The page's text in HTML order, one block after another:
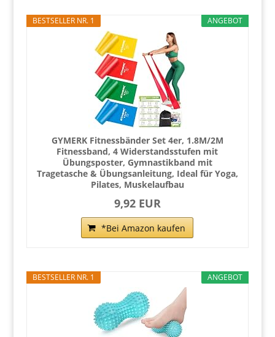
ANGEBOT
BESTSELLER NR. 1
GYMERK Fitnessbänder Set 4er, 1.8M/2M
Fitnessband, 4 Widerstandsstufen mit
Übungsposter, Gymnastikband mit
Tragetasche & Übungsanleitung, Ideal für Yoga,
Pilates, Muskelaufbau
9,92 EUR
*Bei Amazon kaufen
ANGEBOT
BESTSELLER NR. 1